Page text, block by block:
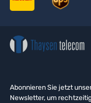
Abonnieren Sie jetzt
Newsletter, um